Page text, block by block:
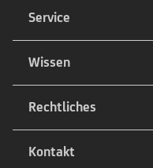
Service
Wissen
Rechtliches
Kontakt